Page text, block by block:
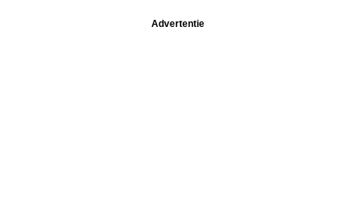
Advertentie